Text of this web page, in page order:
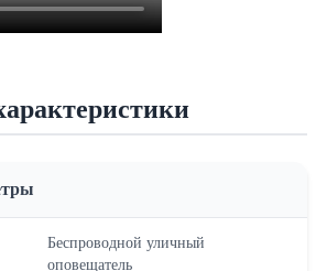
Беспроводной уличный
оповещатель